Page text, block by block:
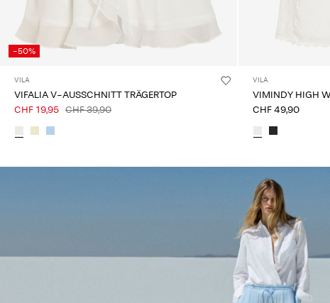
-50%
VILA
VIFALIA V-AUSSCHNITT TRÄGERTOP
CHF 19,95 CHF 39,90
VILA
VIMINDY HIGH
CHF 49,90